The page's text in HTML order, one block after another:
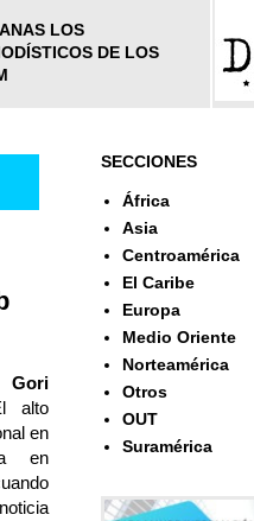
LOS
DE LOS
alto
en
en
SECCIONES
África
Asia
Centroamérica
El Caribe
Europa
Medio Oriente
Norteamérica
Otros
OUT
Suramérica